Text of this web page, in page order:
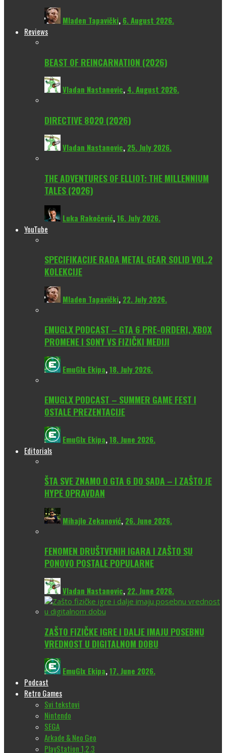
Mladen Tapavički, 6. August 2026.
Reviews
BEAST OF REINCARNATION (2026)
Vladan Nastanovic, 4. August 2026.
DIRECTIVE 8020 (2026)
Vladan Nastanovic, 25. July 2026.
THE ADVENTURES OF ELLIOT: THE MILLENNIUM
TALES (2026)
Luka Rakočević,16. July 2026.
YouTube
SPECIFIKACIJE RADA METAL GEAR SOLID VOL.2
KOLEKCIJE
Mladen Tapavički, 22. July 2026.
EMUGLX PODCAST – GTA 6 PRE-ORDERI, XBOX
PROMENE I SONY VS FIZIČKI MEDIJI
EmuGlx Ekipa,18. July 2026.
EMUGLX PODCAST – SUMMER GAME FEST I
OSTALE PREZENTACIJE
EmuGlx Ekipa,18. June 2026.
Editorials
ŠTA SVE ZNAMO O GTA 6 DO SADA – I ZAŠTO JE
HYPE OPRAVDAN
Mihajlo Zekanović, 26. June 2026.
FENOMEN DRUŠTVENIH IGARA I ZAŠTO SU
PONOVO POSTALE POPULARNE
Vladan Nastanovic, 22. June 2026.
ZAŠTO FIZIČKE IGRE I DALJE IMAJU POSEBNU
VREDNOST U DIGITALNOM DOBU
EmuGlx Ekipa,17. June 2026.
Podcast
Retro Games
Svi tekstovi
Nintendo
SEGA
Arkade & Neo Geo
PlayStation 1,2,3